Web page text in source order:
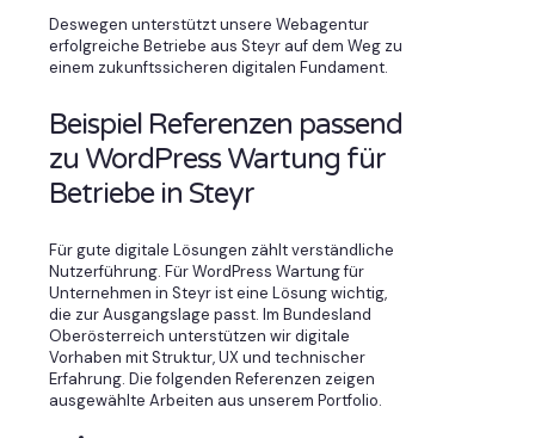
Deswegen unterstützt unsere Webagentur
erfolgreiche Betriebe aus Steyr auf dem Weg zu
einem zukunftssicheren digitalen Fundament.
Beispiel Referenzen passend
zu WordPress Wartung für
Betriebe in Steyr
Für gute digitale Lösungen zählt verständliche
Nutzerführung. Für WordPress Wartung für
Unternehmen in Steyr ist eine Lösung wichtig,
die zur Ausgangslage passt. Im Bundesland
Oberösterreich unterstützen wir digitale
Vorhaben mit Struktur, UX und technischer
Erfahrung. Die folgenden Referenzen zeigen
ausgewählte Arbeiten aus unserem Portfolio.